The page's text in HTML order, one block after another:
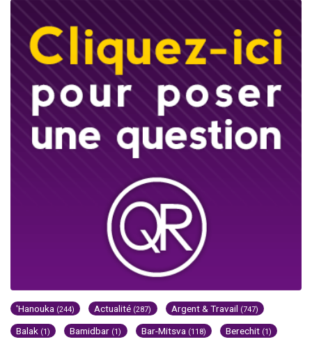
'Hanouka (244) Actualité (287) Argent & Travail (747)
Balak (1) Bamidbar (1) Bar-Mitsva (118) Berechit (1)